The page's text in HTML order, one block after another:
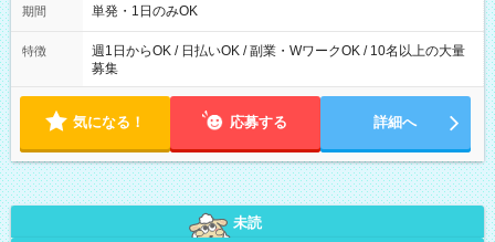
可能です！ ※1日あたりの最大実働時間は日勤、夜勤共に勤務し
期間 単発・1日のみOK
特徴
週1日からOK / 日払いOK / 副業・WワークOK / 10名以上の大量
募集
気になる！ 応募する 詳細へ
未読